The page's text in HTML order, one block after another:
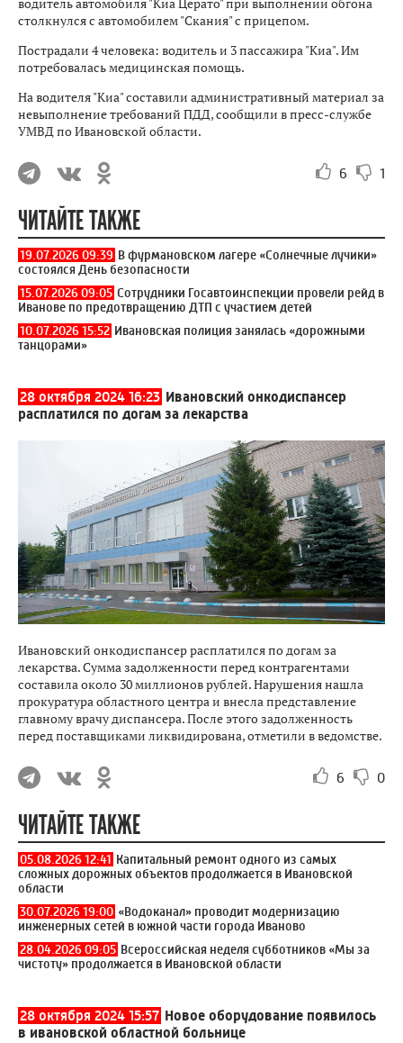
столкнулся с автомобилем "Скания" с прицепом.
Пострадали 4 человека: водитель и 3 пассажира "Киа". Им
потребовалась медицинская помощь.
На водителя "Киа" составили административный материал за
невыполнение требований ПДД, сообщили в пресс-службе
УМВД по Ивановской области.
6 1
ЧИТАЙТЕ ТАКЖЕ
19.07.2026 09:39 В фурмановском лагере «Солнечные лучики»
состоялся День безопасности
15.07.2026 09:05 Сотрудники Госавтоинспекции провели рейд в
Иванове по предотвращению ДТП с участием детей
10.07.2026 15:52 Ивановская полиция занялась «дорожными
танцорами»
28 октября 2024 16:23 Ивановский онкодиспансер
расплатился по догам за лекарства
Ивановский онкодиспансер расплатился по догам за
лекарства. Сумма задолженности перед контрагентами
составила около 30 миллионов рублей. Нарушения нашла
прокуратура областного центра и внесла представление
главному врачу диспансера. После этого задолженность
перед поставщиками ликвидирована, отметили в ведомстве.
6 0
ЧИТАЙТЕ ТАКЖЕ
05.08.2026 12:41 Капитальный ремонт одного из самых
сложных дорожных объектов продолжается в Ивановской
области
30.07.2026 19:00 «Водоканал» проводит модернизацию
инженерных сетей в южной части города Иваново
28.04.2026 09:05 Всероссийская неделя субботников «Мы за
чистоту» продолжается в Ивановской области
28 октября 2024 15:57 Новое оборудование появилось
в ивановской областной больнице